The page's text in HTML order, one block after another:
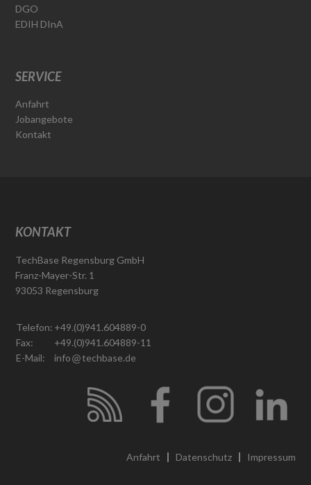
DGO
EDIH DInA
SERVICE
Anfahrt
Jobangebote
Kontakt
KONTAKT
TechBase Regensburg GmbH
Franz-Mayer-Str. 1
93053 Regensburg
Telefon:
Fax:
E-Mail:
+49.(0)941.604889-0
+49.(0)941.604889-11
info
techbase.de
Anfahrt Datenschutz Impressum